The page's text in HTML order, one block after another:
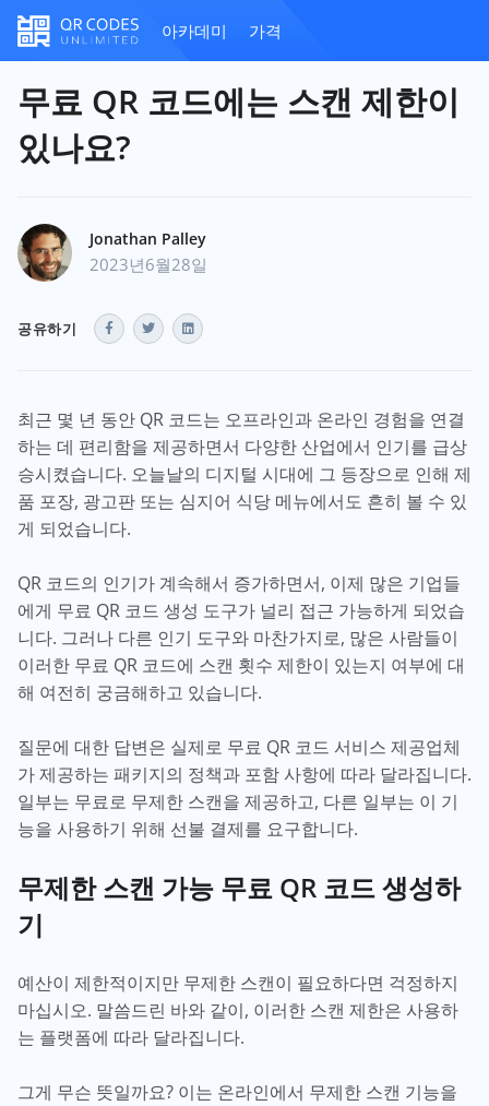
아카데미 가격
무료 QR 코드에는 스캔 제한이
있나요?
Jonathan Palley
2023년6월28일
공유하기
최근 몇 년 동안 QR 코드는 오프라인과 온라인 경험을 연결
하는 데 편리함을 제공하면서 다양한 산업에서 인기를 급상
승시켰습니다. 오늘날의 디지털 시대에 그 등장으로 인해 제
품 포장, 광고판 또는 심지어 식당 메뉴에서도 흔히 볼 수 있
게 되었습니다.
QR 코드의 인기가 계속해서 증가하면서, 이제 많은 기업들
에게 무료 QR 코드 생성 도구가 널리 접근 가능하게 되었습
니다. 그러나 다른 인기 도구와 마찬가지로, 많은 사람들이
이러한 무료 QR 코드에 스캔 횟수 제한이 있는지 여부에 대
해 여전히 궁금해하고 있습니다.
질문에 대한 답변은 실제로 무료 QR 코드 서비스 제공업체
가 제공하는 패키지의 정책과 포함 사항에 따라 달라집니다.
일부는 무료로 무제한 스캔을 제공하고, 다른 일부는 이 기
능을 사용하기 위해 선불 결제를 요구합니다.
무제한 스캔 가능 무료 QR 코드 생성하
기
예산이 제한적이지만 무제한 스캔이 필요하다면 걱정하지
마십시오. 말씀드린 바와 같이, 이러한 스캔 제한은 사용하
는 플랫폼에 따라 달라집니다.
그게 무슨 뜻일까요? 이는 온라인에서 무제한 스캔 기능을